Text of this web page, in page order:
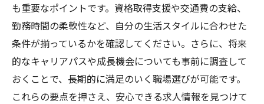
も重要なポイントです。資格取得支援や交通費の支給、
勤務時間の柔軟性など、自分の生活スタイルに合わせた
条件が揃っているかを確認してください。さらに、将来
的なキャリアパスや成長機会についても事前に調査して
おくことで、長期的に満足のいく職場選びが可能です。
これらの要点を押さえ、安心できる求人情報を見つけて